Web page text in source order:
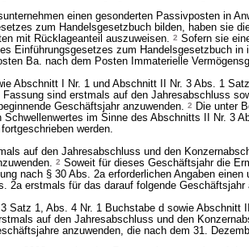
einen gesonderten Passivposten in
zum Handelsgesetzbuch bilden, haben sie
mit Rücklageanteil auszuweisen. 2 Sofern sie
Einführungsgesetzes zum Handelsgesetzbuch in
Ba. nach dem Posten Immaterielle
Abschnitt I Nr. 1 und Abschnitt II Nr. 3 Abs. 1
Fassung sind erstmals auf den Jahresabschluss
Geschäftsjahr anzuwenden. 2
Die unter
Schwellenwertes im Sinne des Abschnitts II Nr. 3
werden.
auf den Jahresabschluss und den
2 Soweit für dieses Geschäftsjahr die
nach § 30 Abs. 2a erforderlichen Angaben einen
2a erstmals für das darauf folgende Geschäftsjahr
Satz 1, Abs. 4 Nr. 1 Buchstabe d sowie Abschnitt
auf den Jahresabschluss und den
anzuwenden, die nach dem 31.